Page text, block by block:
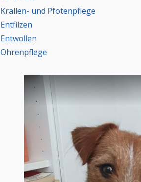
Krallen- und Pfotenpflege
Entfilzen
Entwollen
Ohrenpflege